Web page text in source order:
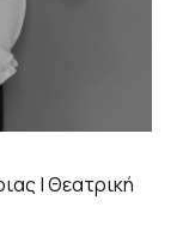
| Θεατρική